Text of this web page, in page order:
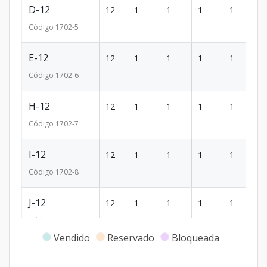
D-12
Código 1702-5
12 1 1 1 1
E-12
Código 1702-6
12 1 1 1 1
H-12
Código 1702-7
12 1 1 1 1
I-12
Código 1702-8
12 1 1 1 1
J-12
Código
12 1 1 1 1
Vendido Reservado Bloqueada